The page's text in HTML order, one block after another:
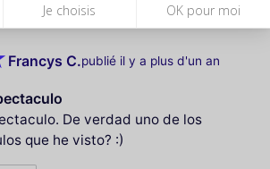
Je choisis OK pour moi
Francys C.publié il y a plus d'un an
De verdad uno de los
que he visto? :)